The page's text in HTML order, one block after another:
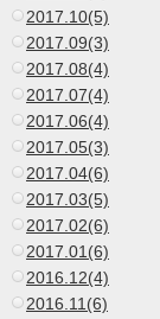
2017.10(5)
2017.09(3)
2017.08(4)
2017.07(4)
2017.06(4)
2017.05(3)
2017.04(6)
2017.03(5)
2017.02(6)
2017.01(6)
2016.12(4)
2016.11(6)